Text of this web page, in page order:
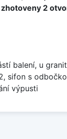
2
balení, u
sifon s
výpusti